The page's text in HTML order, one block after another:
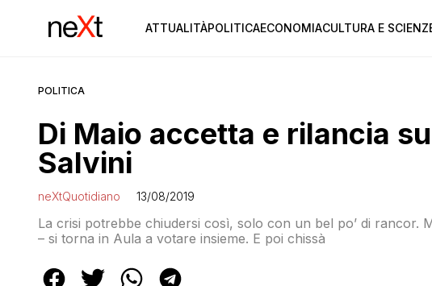
ATTUALITÀPOLITICAECONOMIACULTURA E
POLITICA
Di Maio accetta e rilancia
Salvini
neXtQuotidiano 13/08/2019
La crisi potrebbe chiudersi così, solo con un bel po’ di rancor.
– si torna in Aula a votare insieme. E poi chissà